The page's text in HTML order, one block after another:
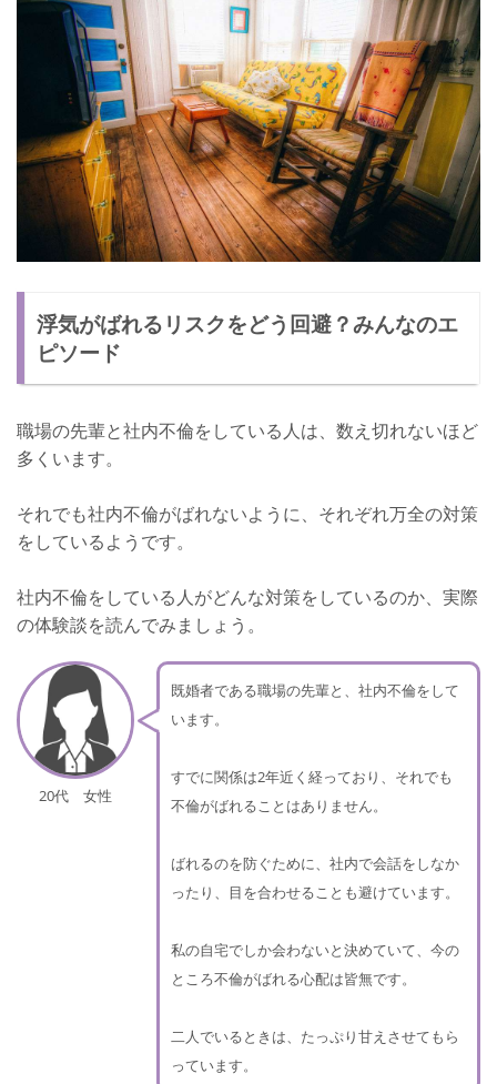
浮気がばれるリスクをどう回避？みんなのエ
ピソード
職場の先輩と社内不倫をしている人は、数え切れないほど
多くいます。
それでも社内不倫がばれないように、それぞれ万全の対策
をしているようです。
社内不倫をしている人がどんな対策をしているのか、実際
の体験談を読んでみましょう。
20代 女性
既婚者である職場の先輩と、社内不倫をして
います。
すでに関係は2年近く経っており、それでも
不倫がばれることはありません。
ばれるのを防ぐために、社内で会話をしなか
ったり、目を合わせることも避けています。
私の自宅でしか会わないと決めていて、今の
ところ不倫がばれる心配は皆無です。
二人でいるときは、たっぷり甘えさせてもら
っています。